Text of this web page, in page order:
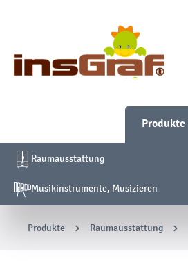
Produkte
Raumausstattung
Musikinstrumente, Musizieren
Produkte Raumausstattung